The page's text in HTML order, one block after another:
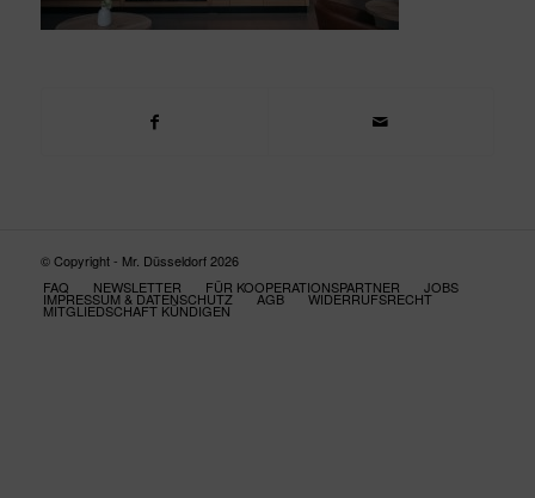
© Copyright - Mr. Düsseldorf 2026
FAQ
NEWSLETTER FÜR KOOPERATIONSPARTNER JOBS
IMPRESSUM & DATENSCHUTZ AGB WIDERRUFSRECHT
MITGLIEDSCHAFT KÜNDIGEN